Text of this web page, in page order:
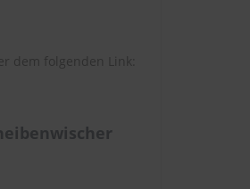
dem folgenden Link: